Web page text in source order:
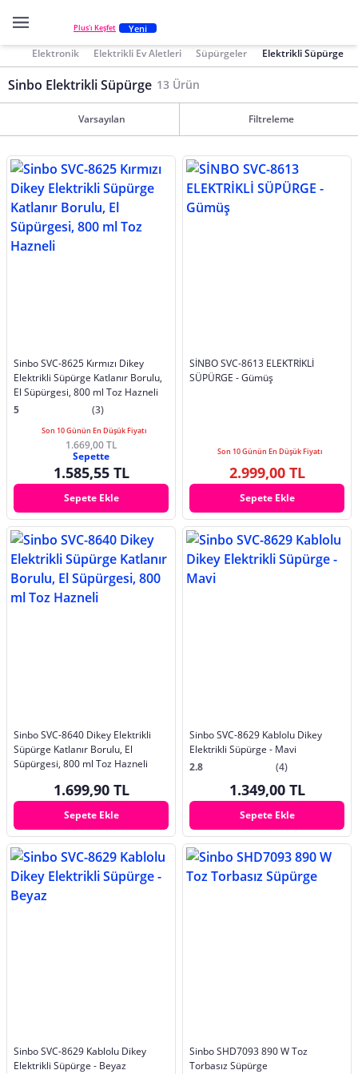
Plus'ı Keşfet Yeni
Elektronik Elektrikli Ev Aletleri Süpürgeler Elektrikli Süpürge
Sinbo Elektrikli Süpürge 13 Ürün
Varsayılan Filtreleme
Sinbo SVC-8625 Kırmızı Dikey
Elektrikli Süpürge Katlanır Borulu,
El Süpürgesi, 800 ml Toz Hazneli
5
(3)
Son 10 Günün En Düşük Fiyatı
1.669,00 TL
Sepette
1.585,55 TL
Sepete Ekle
SİNBO SVC-8613 ELEKTRİKLİ
SÜPÜRGE - Gümüş
Son 10 Günün En Düşük Fiyatı
2.999,00 TL
Sepete Ekle
Sinbo SVC-8640 Dikey Elektrikli
Süpürge Katlanır Borulu, El
Süpürgesi, 800 ml Toz Hazneli
1.699,90 TL
Sepete Ekle
Sinbo SVC-8629 Kablolu Dikey
Elektrikli Süpürge - Mavi
2.8
(4)
1.349,00 TL
Sepete Ekle
Sinbo SVC-8629 Kablolu Dikey
Elektrikli Süpürge - Beyaz
Sinbo SHD7093 890 W Toz
Torbasız Süpürge